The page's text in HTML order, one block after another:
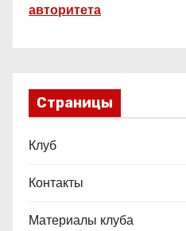
авторитета
Страницы
Клуб
Контакты
Материалы клуба